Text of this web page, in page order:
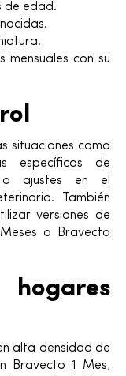
de edad.
mensuales con su
situaciones como
específicas de
ajustes en el
También
versiones de
o Bravecto
alta densidad de
Bravecto 1 Mes,